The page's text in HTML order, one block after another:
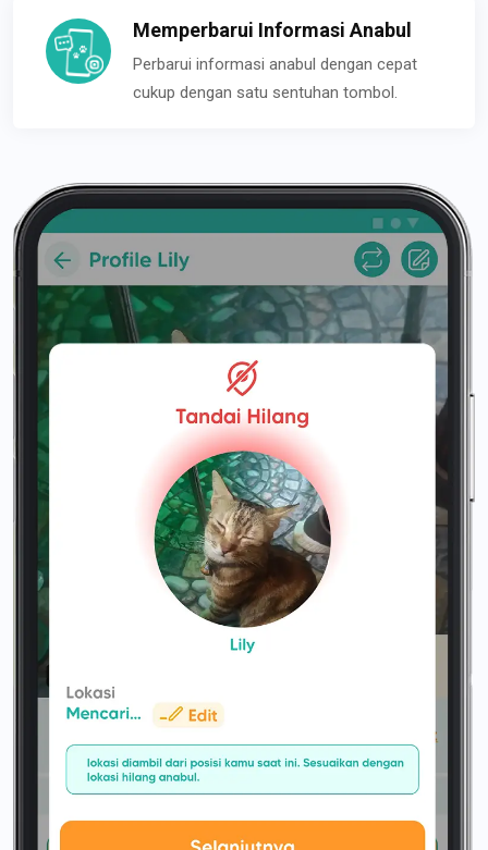
Memperbarui Informasi Anabul
Perbarui informasi anabul dengan cepat
cukup dengan satu sentuhan tombol.